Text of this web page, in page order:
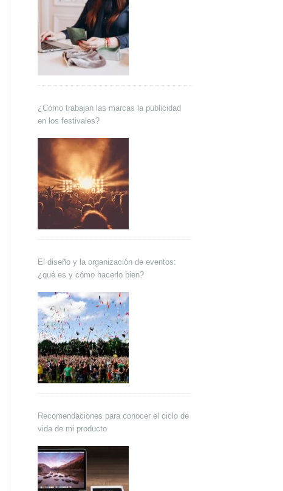
¿Cómo trabajan las marcas la publicidad
en los festivales?
El diseño y la organización de eventos:
¿qué es y cómo hacerlo bien?
Recomendaciones para conocer el ciclo de
vida de mi producto